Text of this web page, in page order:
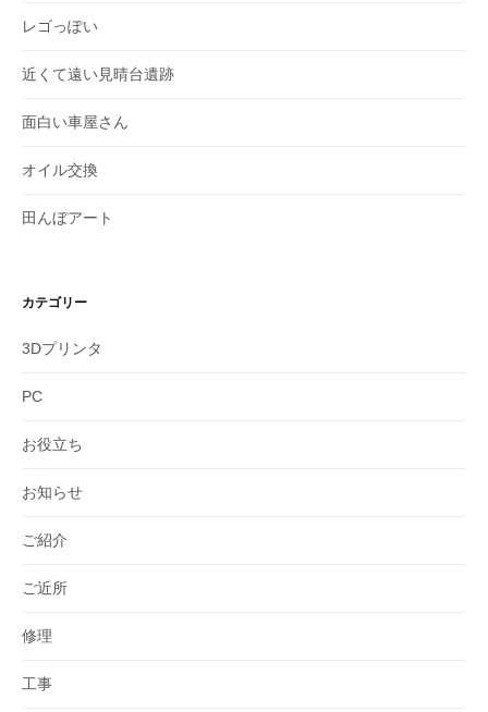
レゴっぽい
近くて遠い見晴台遺跡
面白い車屋さん
オイル交換
田んぼアート
カテゴリー
3Dプリンタ
PC
お役立ち
お知らせ
ご紹介
ご近所
修理
工事